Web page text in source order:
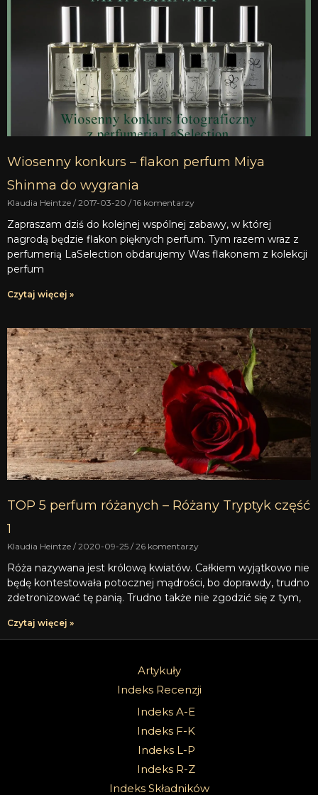
Wiosenny konkurs – flakon perfum Miya
Shinma do wygrania
Klaudia Heintze 2017-03-20 16 komentarzy
Zapraszam dziś do kolejnej wspólnej zabawy, w której
nagrodą będzie flakon pięknych perfum. Tym razem wraz z
perfumerią LaSelection obdarujemy Was flakonem z kolekcji
perfum
Czytaj więcej »
TOP 5 perfum różanych – Różany Tryptyk część
1
Klaudia Heintze 2020-09-25 26 komentarzy
Róża nazywana jest królową kwiatów. Całkiem wyjątkowo nie
będę kontestowała potocznej mądrości, bo doprawdy, trudno
zdetronizować tę panią. Trudno także nie zgodzić się z tym,
Czytaj więcej »
Artykuły
Indeks Recenzji
Indeks A-E
Indeks F-K
Indeks L-P
Indeks R-Z
Indeks Składników